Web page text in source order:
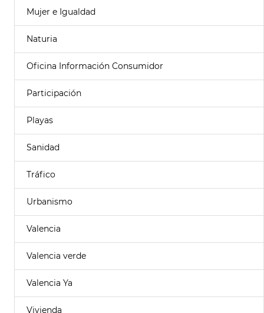
Mujer e Igualdad
Naturia
Oficina Información Consumidor
Participación
Playas
Sanidad
Tráfico
Urbanismo
Valencia
Valencia verde
Valencia Ya
Vivienda